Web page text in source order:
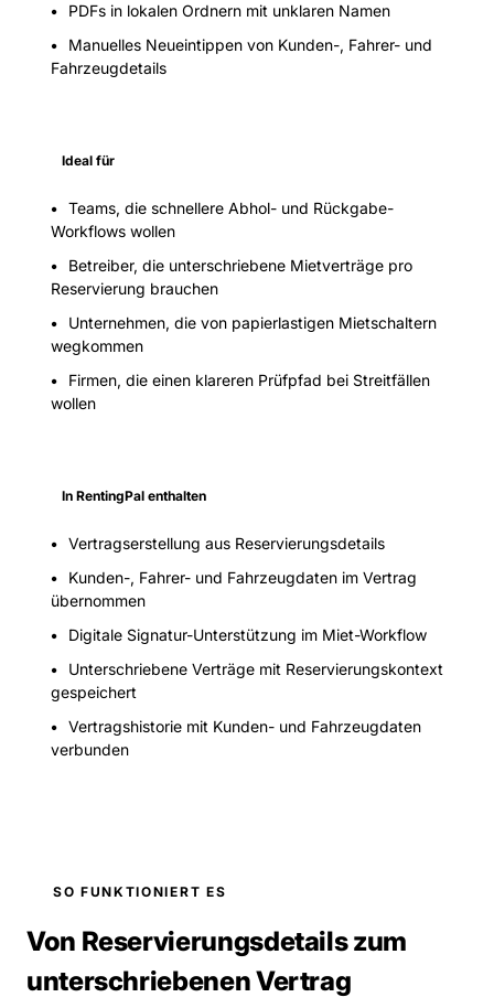
PDFs in lokalen Ordnern mit unklaren Namen
Manuelles Neueintippen von Kunden-, Fahrer- und
Fahrzeugdetails
Ideal für
Teams, die schnellere Abhol- und Rückgabe-
Workflows wollen
Betreiber, die unterschriebene Mietverträge pro
Reservierung brauchen
Unternehmen, die von papierlastigen Mietschaltern
wegkommen
Firmen, die einen klareren Prüfpfad bei Streitfällen
wollen
In RentingPal enthalten
Vertragserstellung aus Reservierungsdetails
Kunden-, Fahrer- und Fahrzeugdaten im Vertrag
übernommen
Digitale Signatur-Unterstützung im Miet-Workflow
Unterschriebene Verträge mit Reservierungskontext
gespeichert
Vertragshistorie mit Kunden- und Fahrzeugdaten
verbunden
SO FUNKTIONIERT ES
Von Reservierungsdetails zum
unterschriebenen Vertrag